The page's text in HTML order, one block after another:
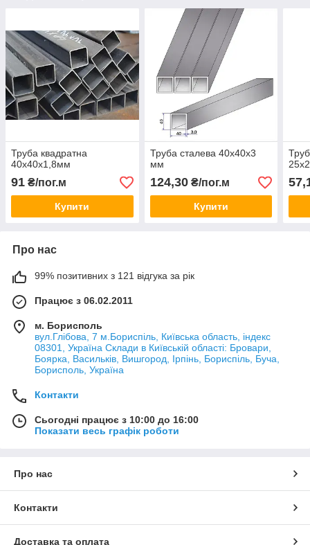
Труба квадратна
40х40х1,8мм
91 ₴/пог.м
Купити
Труба сталева 40х40х3
мм
124,30₴/пог.м
Купити
Про нас
99% позитивних з 121 відгука за рік
Працює з 06.02.2011
м. Борисполь
вул.Глібова, 7 м.Бориспіль, Київська область, індекс
08301, Україна Склади в Київській області: Бровари,
Боярка, Васильків, Вишгород, Ірпінь, Бориспіль, Буча,
Борисполь, Україна
Контакти
Сьогодні працює з 10:00 до 16:00
Показати весь графік роботи
Про нас
Контакти
Доставка та оплата